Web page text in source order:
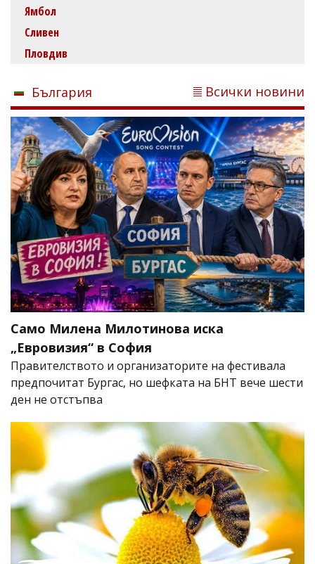
Ямбол
Сливен
Пловдив
България Всички новини
Само Милена Милотинова иска
„Евровизия“ в София
Правителството и организаторите на фестивала
предпочитат Бургас, но шефката на БНТ вече шести
ден не отстъпва